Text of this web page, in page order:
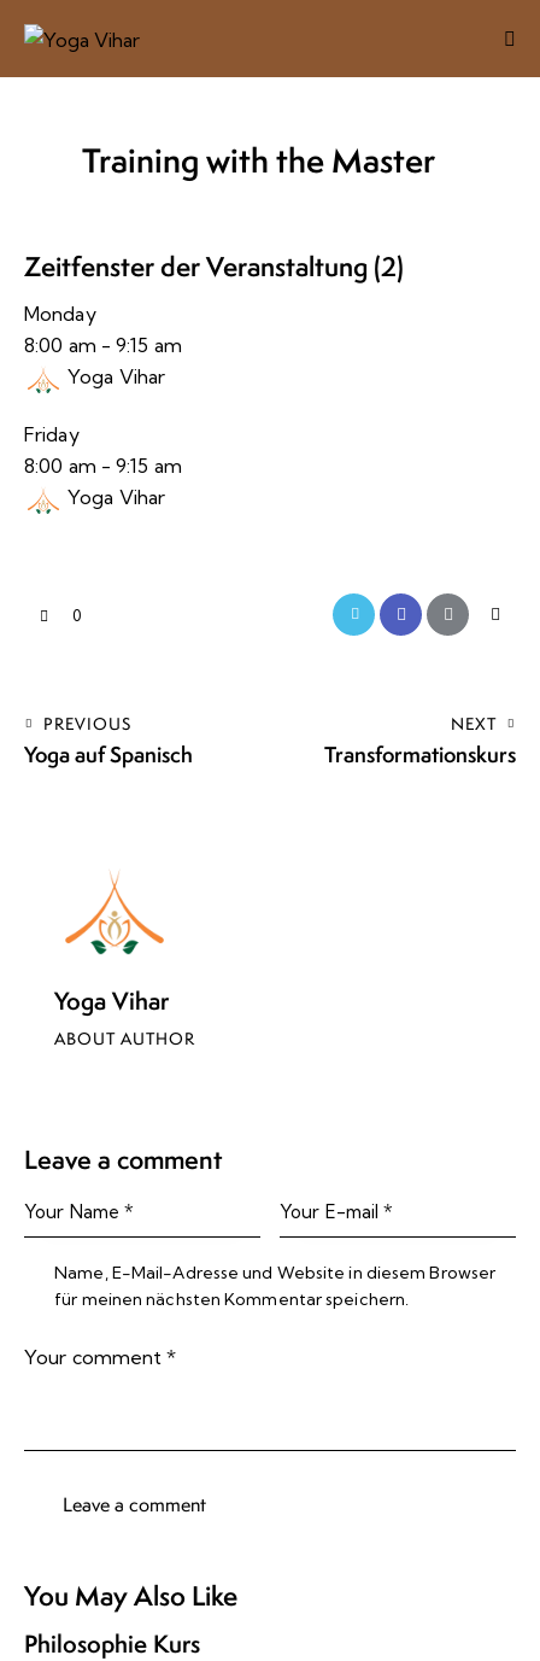
Training with the Master
Zeitfenster der Veranstaltung (2)
Monday
8:00 am -9:15 am
Yoga Vihar
Friday
8:00 am -9:15 am
Yoga Vihar
0
PREVIOUS
Yoga auf Spanisch
NEXT
Transformationskurs
Yoga Vihar
ABOUT AUTHOR
Leave a comment
Name, E-Mail-Adresse und Website in diesem Browser
für meinen nächsten Kommentar speichern.
You May Also Like
Philosophie Kurs